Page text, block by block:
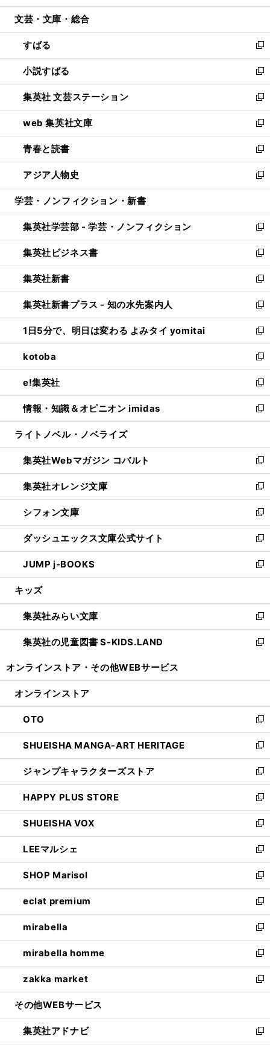
開
ウ
開
く
ン
ウ
で
開
く
ウ
ン
ド
ウ
で
開
く
文芸・文庫・総合
すばる
新
し
い
ウ
ィ
ン
ド
ウ
で
開
く
小説すばる
新
し
い
ウ
ィ
ン
ド
ウ
で
開
集英社 文芸ステーション
新
し
い
ウ
ィ
ン
ド
ウ
開
く
web 集英社文庫
新
し
い
ウ
ィ
ン
ウ
で
開
く
青春と読書
新
し
い
ウ
ン
ド
ウ
で
開
く
アジア人物史
新
し
ウ
ィ
ン
ド
ウ
で
開
く
学芸・ノンフィクション・新書
集英社学芸部 - 学芸・ノンフィクション
新
し
い
ウ
ィ
ン
ド
ウ
で
開
く
集英社ビジネス書
新
し
い
ウ
ィ
ン
ド
ウ
で
開
く
集英社新書
新
し
い
ウ
ィ
ン
ド
ウ
で
開
く
集英社新書プラス - 知の水先案内人
新
し
い
ウ
ィ
ン
ド
ウ
で
開
1日5分で、明日は変わる よみタイ yomitai
新
し
い
ウ
ィ
ン
ド
ウ
開
く
kotoba
新
し
い
ウ
ィ
ン
ウ
で
開
く
e!集英社
新
し
い
ウ
ン
ド
ウ
で
開
く
情報・知識＆オピニオン imidas
新
し
ウ
ィ
ン
ド
ウ
で
開
く
ライトノベル・ノベライズ
集英社Webマガジン コバルト
新
し
い
ウ
ィ
ン
ド
ウ
で
開
集英社オレンジ文庫
新
し
い
ウ
ィ
ン
ド
ウ
開
く
シフォン文庫
新
し
い
ウ
ィ
ン
ウ
で
開
く
ダッシュエックス文庫公式サイト
新
し
い
ウ
ン
ド
ウ
で
JUMP j-BOOKS
新
し
ウ
ィ
ン
ド
開
キッズ
集英社みらい文庫
新
し
い
ン
ウ
で
開
く
集英社の児童図書 S-KIDS.LAND
新
ウ
ン
ド
ウ
で
開
く
オンラインストア・ その他WEBサービス
オンラインストア
OTO
新
し
い
ウ
ィ
ン
ド
ウ
で
開
く
SHUEISHA MANGA-ART HERITAGE
新
し
い
ウ
ィ
ン
ド
ウ
で
開
く
ジャンプキャラクターズストア
新
し
い
ウ
ィ
ン
ド
ウ
で
開
く
HAPPY PLUS STORE
新
し
い
ウ
ィ
ン
ド
ウ
で
開
く
SHUEISHA VOX
新
し
い
ウ
ィ
ン
ド
ウ
で
開
く
LEEマルシェ
新
し
い
ウ
ィ
ン
ド
ウ
で
開
く
SHOP Marisol
新
し
い
ウ
ィ
ン
ド
ウ
で
開
eclat premium
新
し
い
ウ
ィ
ン
ド
ウ
開
く
mirabella
新
し
い
ウ
ィ
ン
ウ
で
開
mirabella homme
新
し
い
ウ
ン
ド
ウ
zakka market
新
し
ウ
ィ
ン
その他WEBサービス
集英社アドナビ
新
し